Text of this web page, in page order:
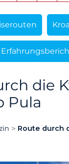
die
Pula
Route durch